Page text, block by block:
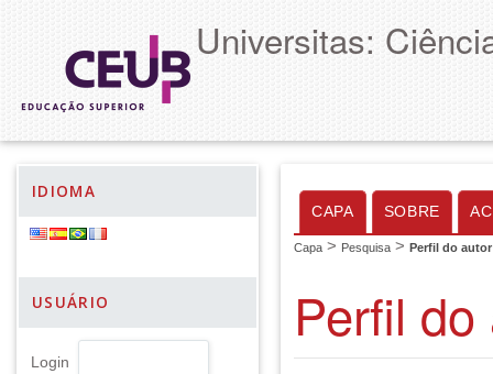
Universitas:
IDIOMA
USUÁRIO
Login
CAPA SOBRE
Capa > Pesquisa > Perfil do autor
Perfil